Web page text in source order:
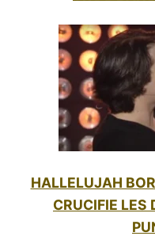
HALLELUJAH
CRUCIFIE LES